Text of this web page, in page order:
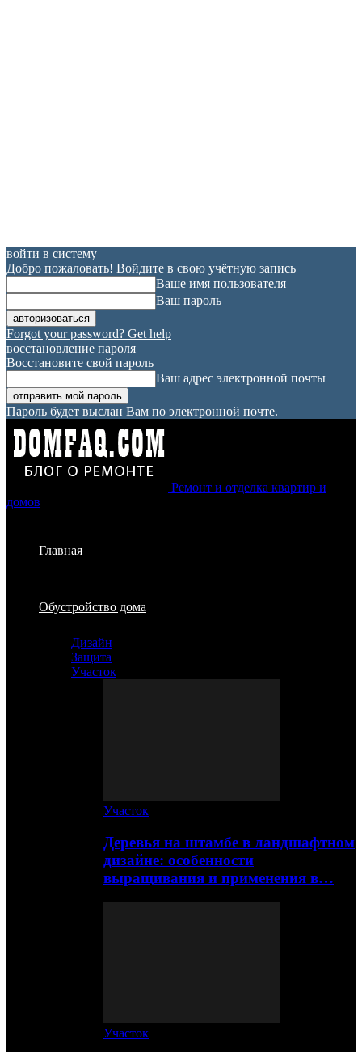
войти в систему
Добро пожаловать! Войдите в свою учётную запись
Ваше имя пользователя
Ваш пароль
Forgot your password? Get help
восстановление пароля
Восстановите свой пароль
Ваш адрес электронной почты
Пароль будет выслан Вам по электронной почте.
Ремонт и отделка квартир и
домов
Главная
Обустройство дома
Дизайн
Защита
Участок
Участок
Деревья на штамбе в ландшафтном
дизайне: особенности
выращивания и применения в…
Участок